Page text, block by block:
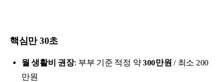
핵심만 30초
월 생활비 권장: 부부 기준 적정 약300만원 / 최소 200
만원